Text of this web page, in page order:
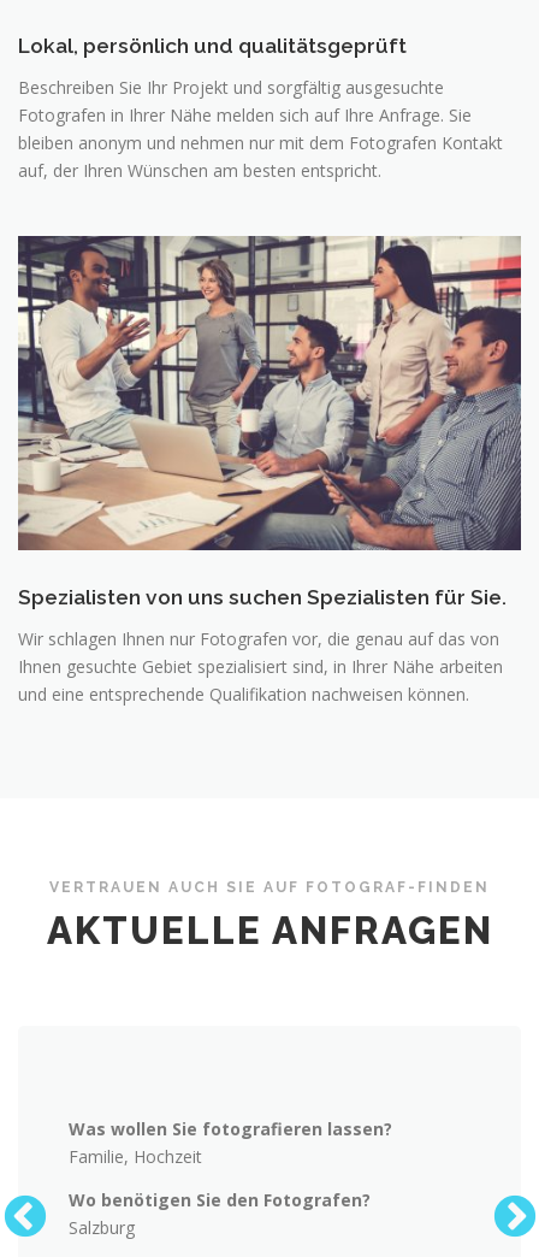
Lokal, persönlich und qualitätsgeprüft
Beschreiben Sie Ihr Projekt und sorgfältig ausgesuchte
Fotografen in Ihrer Nähe melden sich auf Ihre Anfrage. Sie
bleiben anonym und nehmen nur mit dem Fotografen Kontakt
auf, der Ihren Wünschen am besten entspricht.
Spezialisten von uns suchen Spezialisten für Sie.
Wir schlagen Ihnen nur Fotografen vor, die genau auf das von
Ihnen gesuchte Gebiet spezialisiert sind, in Ihrer Nähe arbeiten
und eine entsprechende Qualifikation nachweisen können.
VERTRAUEN AUCH SIE AUF FOTOGRAF-FINDEN
AKTUELLE ANFRAGEN
Was wollen Sie fotografieren lassen?
Familie, Hochzeit
Wo benötigen Sie den Fotografen?
Salzburg
Wo
Wien